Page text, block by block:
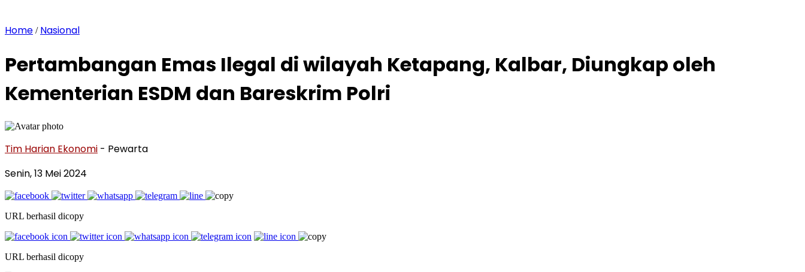
Home / Nasional
Pertambangan Emas Ilegal di wilayah Ketapang, Kalbar, Diungkap oleh
Kementerian ESDM dan Bareskrim Polri
Tim Harian Ekonomi - Pewarta
Senin, 13 Mei 2024
URL berhasil dicopy
URL berhasil dicopy